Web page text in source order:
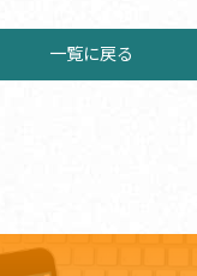
一覧に戻る